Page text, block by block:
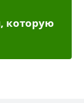
которую